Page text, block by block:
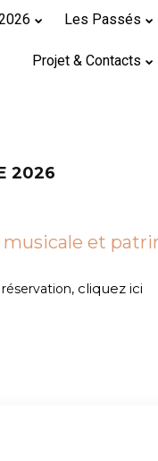
Les Passés
Projet & Contacts
2026
musicale et
cliquez ici